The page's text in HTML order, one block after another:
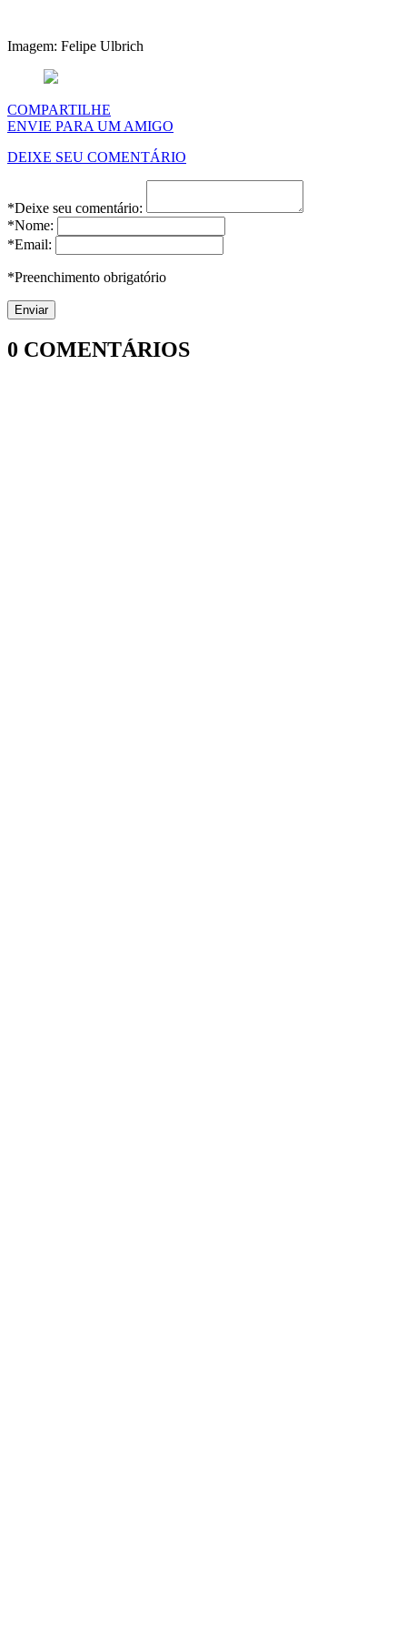
Imagem: Felipe Ulbrich
COMPARTILHE
ENVIE PARA UM AMIGO
DEIXE SEU COMENTÁRIO
*Deixe seu comentário:
*Nome:
*Email:
*Preenchimento obrigatório
0 COMENTÁRIOS